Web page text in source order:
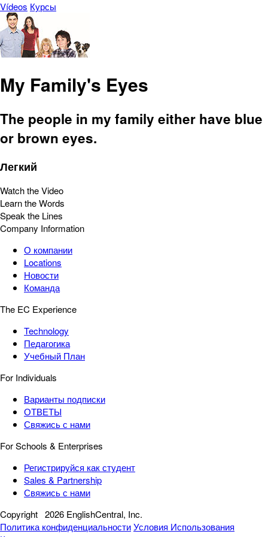
Vídeos Курсы
My Family's Eyes
The people in my family either have blue
or brown eyes.
Легкий
Watch the Video
Learn the Words
Speak the Lines
Company Information
О компании
Locations
Новости
Команда
The EC Experience
Technology
Педагогика
Учебный План
For Individuals
Варианты подписки
ОТВЕТЫ
Свяжись с нами
For Schools & Enterprises
Регистрируйся как студент
Sales & Partnership
Свяжись с нами
Copyright 2026 EnglishCentral, Inc.
Политика конфиденциальностиУсловия Использования